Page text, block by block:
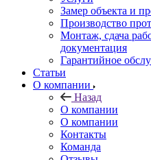
Замер объекта и
Производство
Монтаж, сдача
документация
Гарантийное
Статьи
О компании
Назад
О компании
О компании
Контакты
Команда